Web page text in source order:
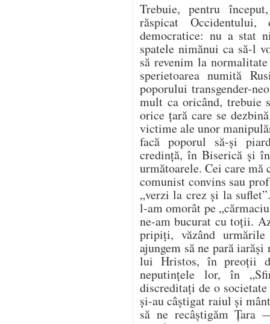
Trebuie, pentru
răspicat
democratice: nu a stat
spatele nimănui ca să-l
să revenim la
sperietoarea numită
poporului transgender-
mult ca oricând, trebuie
orice țară care se
victime ale unor
facă poporul să-și
credință, în Biserică și
următoarele. Cei care mă
comunist convins sau
„verzi la crez și la
l-am omorât pe
ne-am bucurat cu toții.
pripiți, văzând
ajungem să ne pară
lui Hristos, în preoții
neputințele lor, în
discreditați de o
și-au câștigat raiul și
să ne recâștigăm